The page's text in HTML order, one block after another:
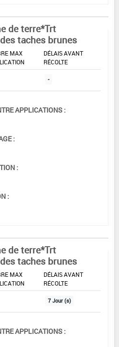
de terre*Trt
taches brunes
MAX
DÉLAIS AVANT
RÉCOLTE
-
APPLICATIONS :
:
:
:
de terre*Trt
taches brunes
MAX
DÉLAIS AVANT
RÉCOLTE
7 Jour (s)
APPLICATIONS :